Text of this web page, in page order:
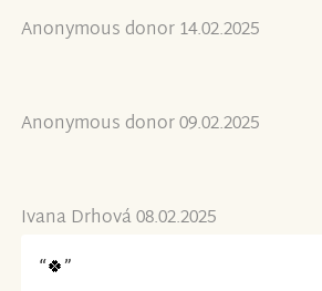
Anonymous donor 14.02.2025
Anonymous donor 09.02.2025
Ivana Drhová 08.02.2025
“🍀”